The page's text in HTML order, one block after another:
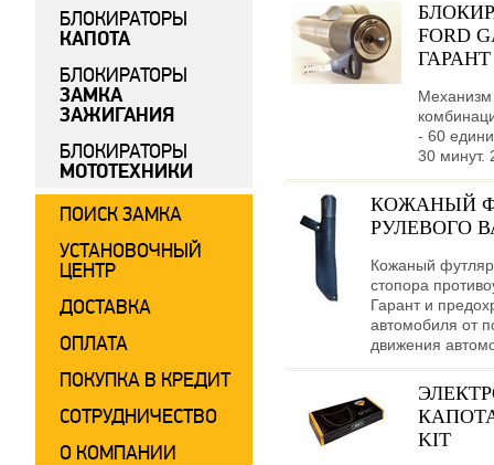
FORD
Механизм
- 60
30 минут.
КОЖАНЫЙ
РУЛЕВОГО
Кожаный
стопора
Гарант и
автомобиля от
движения
KIT
БЛОКИРАТОРЫ
КАПОТА
БЛОКИРАТОРЫ
ЗАМКА
ЗАЖИГАНИЯ
БЛОКИРАТОРЫ
МОТОТЕХНИКИ
ПОИСК ЗАМКА
УСТАНОВОЧНЫЙ
ЦЕНТР
ДОСТАВКА
ОПЛАТА
ПОКУПКА В КРЕДИТ
СОТРУДНИЧЕСТВО
О КОМПАНИИ